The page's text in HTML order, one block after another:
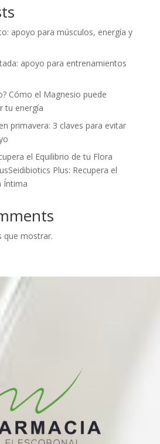
apoyo para músculos, energía y
apoyo para entrenamientos
Cómo el Magnesio puede
tu energía
primavera: 3 claves para evitar
el Equilibrio de tu Flora
Plus: Recupera el
Íntima
que mostrar.